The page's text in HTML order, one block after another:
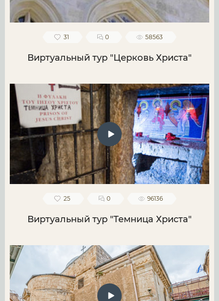
31 0 58563
Виртуальный тур "Церковь Христа"
25 0 96136
Виртуальный тур "Темница Христа"